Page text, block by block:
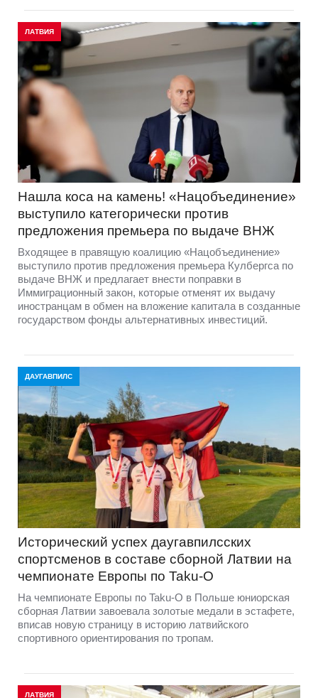
ЛАТВИЯ
Нашла коса на камень! «Нацобъединение»
выступило категорически против
предложения премьера по выдаче ВНЖ
Входящее в правящую коалицию «Нацобъединение»
выступило против предложения премьера Кулбергса по
выдаче ВНЖ и предлагает внести поправки в
Иммиграционный закон, которые отменят их выдачу
иностранцам в обмен на вложение капитала в созданные
государством фонды альтернативных инвестиций.
ДАУГАВПИЛС
Исторический успех даугавпилсских
спортсменов в составе сборной Латвии на
чемпионате Европы по Taku-O
На чемпионате Европы по Taku-O в Польше юниорская
сборная Латвии завоевала золотые медали в эстафете,
вписав новую страницу в историю латвийского
спортивного ориентирования по тропам.
ЛАТВИЯ